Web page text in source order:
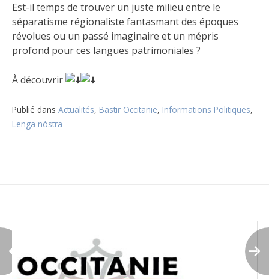
Est-il temps de trouver un juste milieu entre le
séparatisme régionaliste fantasmant des époques
révolues ou un passé imaginaire et un mépris
profond pour ces langues patrimoniales ?
À découvrir
Publié dans Actualités, Bastir Occitanie, Informations Politiques,
Lenga nòstra